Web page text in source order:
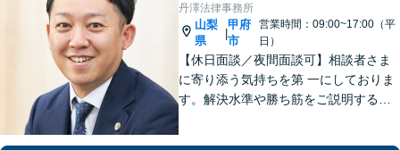
丹澤法律事務所
山梨
県
|
甲府
市
営業時間：09:00~17:00（平
日）
【休日面談／夜間面談可】相談者さま
に寄り添う気持ちを第 一にしておりま
す。解決水準や勝ち筋をご説明する際